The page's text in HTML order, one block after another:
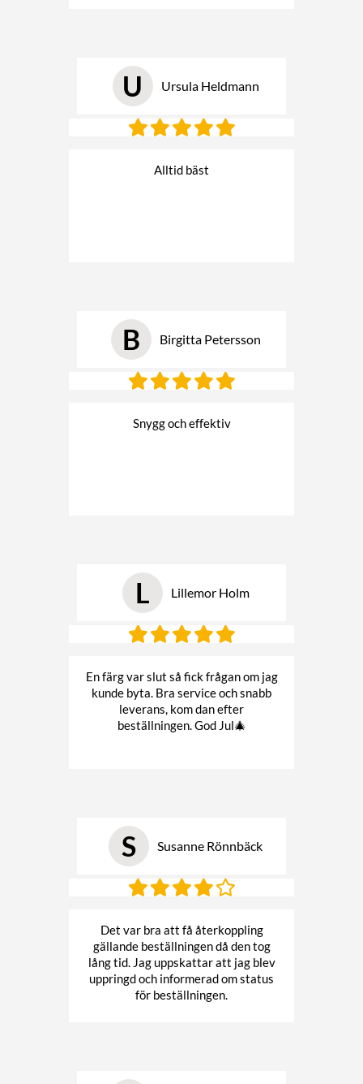
U Ursula Heldmann
Alltid bäst
B Birgitta Petersson
Snygg och effektiv
L Lillemor Holm
En färg var slut så fick frågan om jag
kunde byta. Bra service och snabb
leverans, kom dan efter
beställningen. God Jul🎄
S Susanne Rönnbäck
Det var bra att få återkoppling
gällande beställningen då den tog
lång tid. Jag uppskattar att jag blev
uppringd och informerad om status
för beställningen.